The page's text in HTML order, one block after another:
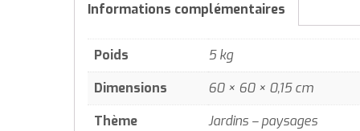
Informations complémentaires
Poids
5 kg
Dimensions
60 × 60 × 0,15 cm
Thème
Jardins – paysages